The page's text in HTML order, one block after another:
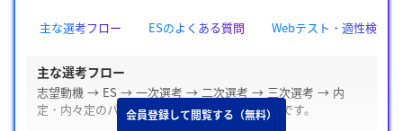
主な選考フロー ESのよくある質問 Webテスト・適性検査
主な選考フロー
志望動機 → ES → 一次選考 → 二次選考 → 三次選考 → 内
定・内々定のパターンでの選考ステップが多いです。
会員登録して閲覧する（無料）